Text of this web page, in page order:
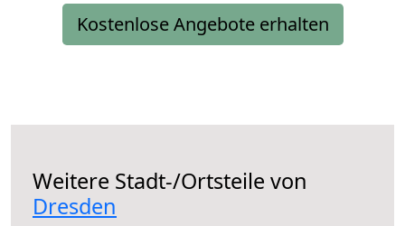
Kostenlose Angebote erhalten
Weitere Stadt-/Ortsteile von
Dresden